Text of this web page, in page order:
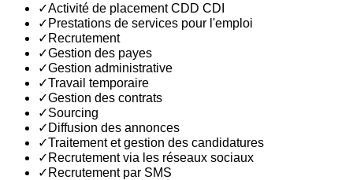
✓Activité de placement CDD CDI
✓ Prestations de services pour l'emploi
✓ Recrutement
✓Gestion des payes
✓Gestion administrative
✓Travail temporaire
✓Gestion des contrats
✓Sourcing
✓ Diffusion des annonces
✓Traitement et gestion des candidatures
✓ Recrutement via les réseaux sociaux
✓ Recrutement par SMS